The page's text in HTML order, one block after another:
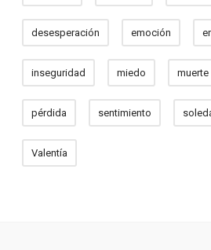
desesperación emoción
inseguridad miedo muerte
pérdida sentimiento
Valentía